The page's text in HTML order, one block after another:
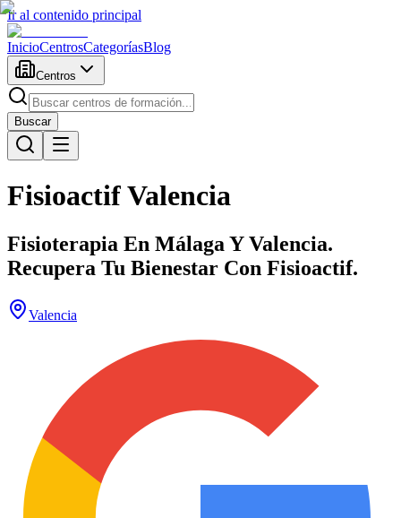
Ir al contenido principal
InicioCentrosCategoríasBlog
Centros
Buscar
Fisioactif Valencia
Fisioterapia En Málaga Y Valencia.
Recupera Tu Bienestar Con Fisioactif.
Valencia